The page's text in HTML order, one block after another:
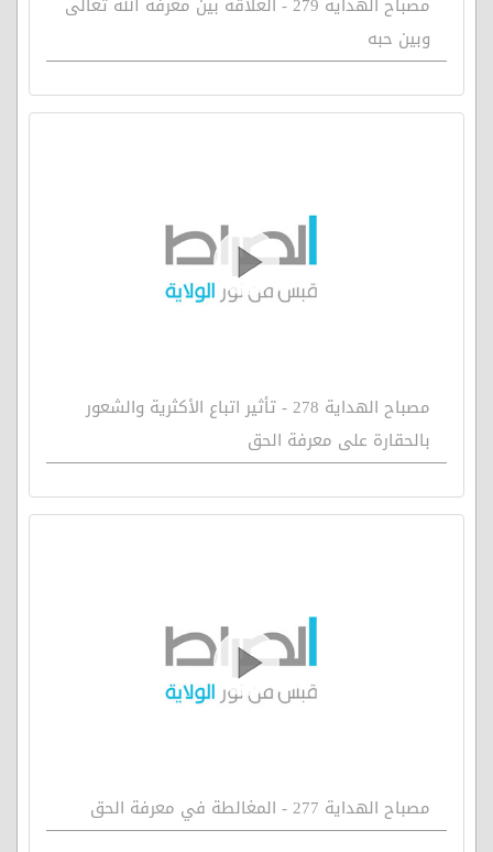
وبين حبه
مصباح الهداية 278 - تأثير اتباع الأكثرية والشعور
بالحقارة على معرفة الحق
مصباح الهداية 277 - المغالطة في معرفة الحق